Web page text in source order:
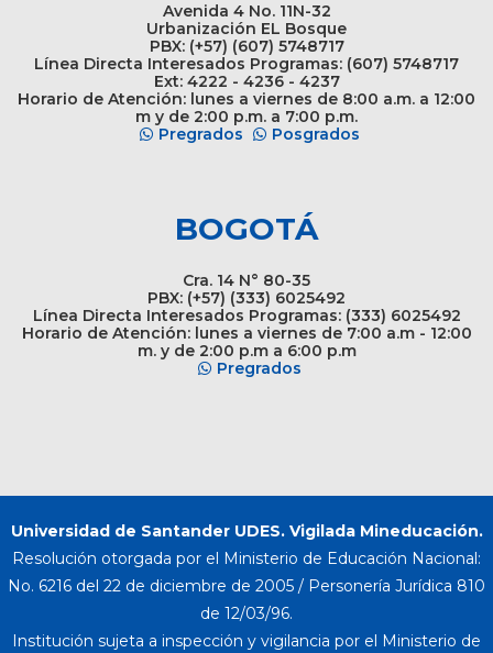
Avenida 4 No. 11N-32
Urbanización EL Bosque
PBX: (+57) (607) 5748717
Línea Directa Interesados Programas: (607) 5748717
Ext: 4222 - 4236 - 4237
Horario de Atención: lunes a viernes de 8:00 a.m. a 12:00
m y de 2:00 p.m. a 7:00 p.m.
Pregrados
Posgrados
BOGOTÁ
Cra. 14 N° 80-35
PBX: (+57) (333) 6025492
Línea Directa Interesados Programas: (333) 6025492
Horario de Atención: lunes a viernes de 7:00 a.m - 12:00
m. y de 2:00 p.m a 6:00 p.m
Pregrados
Universidad de Santander UDES. Vigilada Mineducación.
Resolución otorgada por el Ministerio de Educación Nacional:
No. 6216 del 22 de diciembre de 2005 / Personería Jurídica 810
de 12/03/96.
Institución sujeta a inspección y vigilancia por el Ministerio de